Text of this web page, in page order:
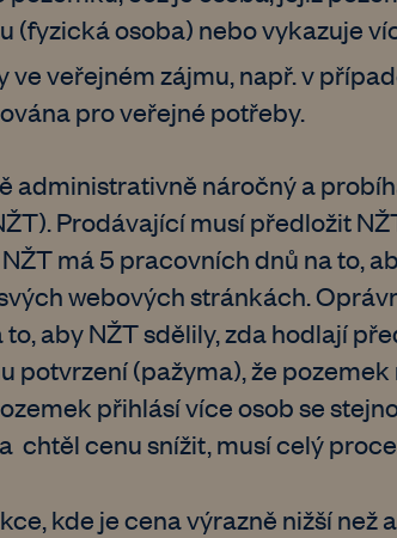
(fyzická osoba) nebo vykazuje
ve veřejném zájmu, např. v
pro veřejné potřeby.
administrativně náročný a
Prodávající musí předložit
má 5 pracovních dnů na to,
webových stránkách.
to, aby NŽT sdělily, zda hodlají
potvrzení (pažyma), že
přihlásí více osob se
chtěl cenu snížit, musí celý
kde je cena výrazně nižší než